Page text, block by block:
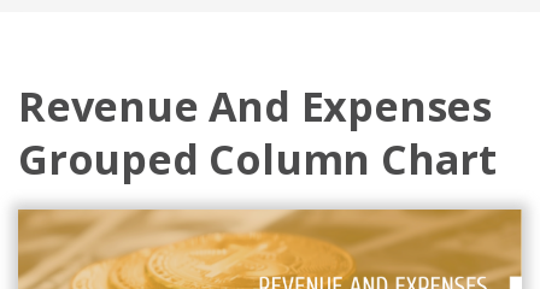
Revenue And Expenses
Grouped Column Chart